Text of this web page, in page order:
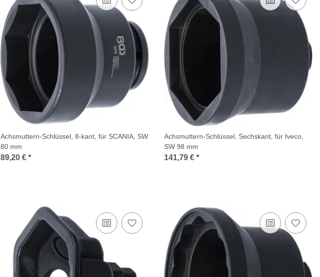
Achsmuttern-Schlüssel, 8-kant, für SCANIA, SW
80 mm
89,20 € *
Achsmuttern-Schlüssel, Sechskant, für Iveco,
SW 98 mm
141,79 € *